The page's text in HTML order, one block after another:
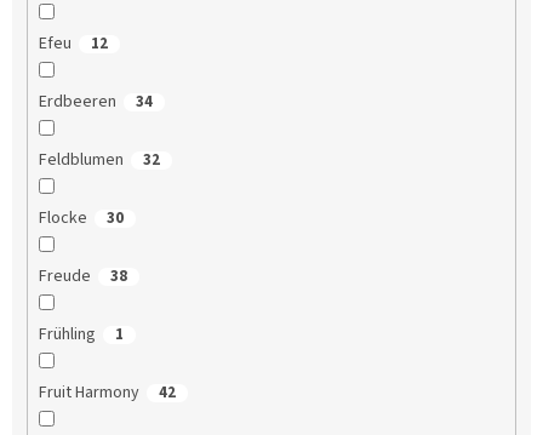
Efeu 12
Erdbeeren 34
Feldblumen 32
Flocke 30
Freude 38
Frühling 1
Fruit Harmony 42